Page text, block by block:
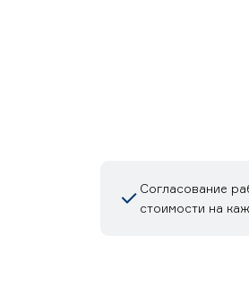
Согласование
стоимости на